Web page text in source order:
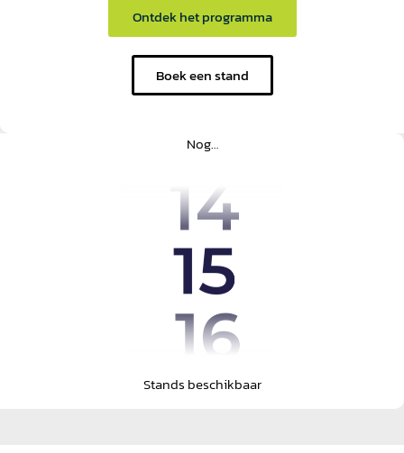
Ontdek het programma
Boek een stand
Nog…
Stands beschikbaar